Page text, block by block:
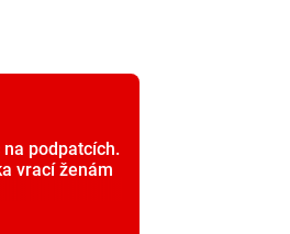
podpatcích.
vrací ženám